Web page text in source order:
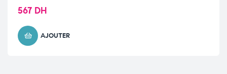
567 DH
AJOUTER